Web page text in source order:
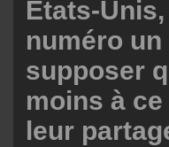
États-
numéro un
supposer
moins à
leur